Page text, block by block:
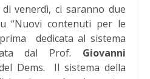
venerdì, ci saranno due
“Nuovi contenuti per le
dedicata al sistema
dal Prof. Giovanni
Dems. Il sistema della